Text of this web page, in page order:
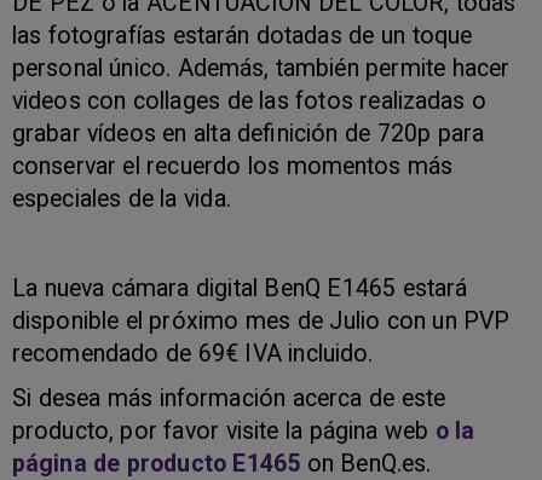
las fotografías estarán dotadas de un toque
personal único. Además, también permite hacer
videos con collages de las fotos realizadas o
grabar vídeos en alta definición de 720p para
conservar el recuerdo los momentos más
especiales de la vida.
La nueva cámara digital BenQ E1465 estará
disponible el próximo mes de Julio con un PVP
recomendado de 69€ IVA incluido.
Si desea más información acerca de este
producto, por favor visite la página web o la
página de producto E1465on BenQ.es.